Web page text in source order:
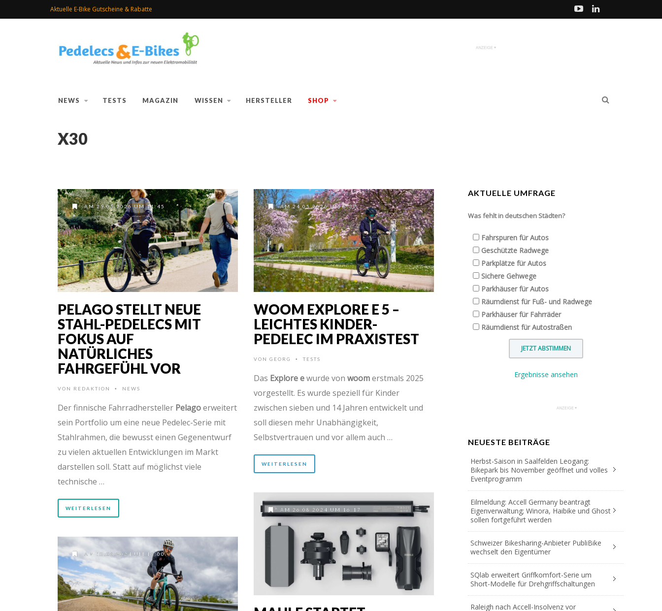
Aktuelle E-Bike Gutscheine & Rabatte
NEWS TESTS MAGAZIN WISSEN HERSTELLER SHOP
X30
AM 29.05.2026 UM 11:45
PELAGO STELLT NEUE
STAHL-PEDELECS MIT
FOKUS AUF
NATÜRLICHES
FAHRGEFÜHL VOR
VON REDAKTION • NEWS
Der finnische Fahrradhersteller Pelagoerweitert
sein Portfolio um eine neue Pedelec-Serie mit
Stahlrahmen, die bewusst einen Gegenentwurf
zu vielen aktuellen Entwicklungen im Markt
darstellen soll. Statt auf möglichst viele
technische …
WEITERLESEN
AM 24.05.2026 UM 8:37
WOOM EXPLORE E 5 –
LEICHTES KINDER-
PEDELEC IM PRAXISTEST
VON GEORG • TESTS
Das Explore ewurde von woomerstmals 2025
vorgestellt. Es wurde speziell für Kinder
zwischen sieben und 14 Jahren entwickelt und
soll diesen mehr Unabhängigkeit,
Selbstvertrauen und vor allem auch …
WEITERLESEN
AM 26.08.2024 UM 16:17
AM 13.06.2024 UM 16:00
AKTUELLE UMFRAGE
Was fehlt in deutschen Städten?
Fahrspuren für Autos
Geschützte Radwege
Parkplätze für Autos
Sichere Gehwege
Parkhäuser für Autos
Räumdienst für Fuß- und Radwege
Parkhäuser für Fahrräder
Räumdienst für Autostraßen
Ergebnisse ansehen
NEUESTE BEITRÄGE
Herbst-Saison in Saalfelden Leogang:
Bikepark bis November geöffnet und volles
Eventprogramm
Eilmeldung: Accell Germany beantragt
Eigenverwaltung; Winora, Haibike und Ghost
sollen fortgeführt werden
Schweizer Bikesharing-Anbieter PubliBike
wechselt den Eigentümer
SQlab erweitert Griffkomfort-Serie um
Short-Modelle für Drehgriffschaltungen
Raleigh nach Accell-Insolvenz vor